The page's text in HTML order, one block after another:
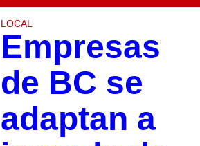
LOCAL
Empresas
de BC se
adaptan a